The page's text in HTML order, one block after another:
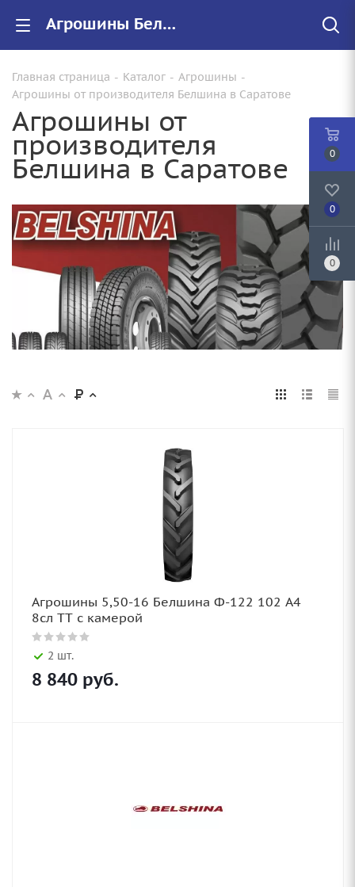
Агрошины Белшина купить в Саратове, низкие цены
Главная страница - Каталог - Агрошины -
Агрошины от производителя Белшина в Саратове
Агрошины от
производителя
Белшина в Саратове
Агрошины 5,50-16 Белшина Ф-122 102 А4
8сл TT с камерой
2 шт.
8 840 руб.
0
0
0